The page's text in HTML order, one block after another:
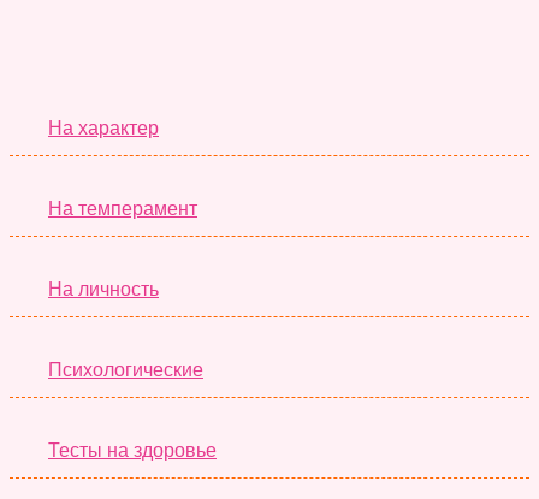
На характер
На темперамент
На личность
Психологические
Тесты на здоровье